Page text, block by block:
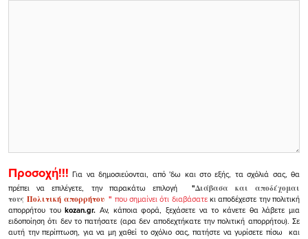
Προσοχή!!! Για να δημοσιεύονται, από 'δω και στο εξής, τα σχόλιά σας, θα
πρέπει να επιλέγετε, την παρακάτω επιλογή
"Διάβασα και αποδέχομαι
τουςΠολιτική απορρήτου" που σημαίνει ότι διαβάσατεκι αποδέχεστε την πολιτική
απορρήτου τουkozan.gr. Αν, κάποια φορά, ξεχάσετε να το κάνετε θα λάβετε μια
ειδοποίηση ότι δεν το πατήσατε (αρα δεν αποδεχτήκατε την πολιτική απορρήτου). Σε
αυτή την περίπτωση, για να μη χαθεί το σχόλιο σας, πατήστε να γυρίσετε πίσω και